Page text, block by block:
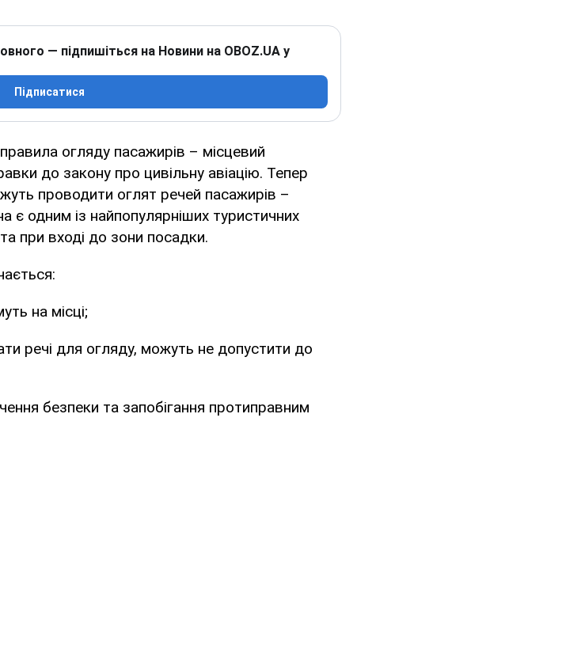
— підпишіться на Новини на OBOZ.UA у
Підписатися
огляду пасажирів – місцевий
до закону про цивільну авіацію. Тепер
проводити оглят речей пасажирів –
є одним із найпопулярніших туристичних
при вході до зони посадки.
на місці;
речі для огляду, можуть не допустити до
безпеки та запобігання протиправним